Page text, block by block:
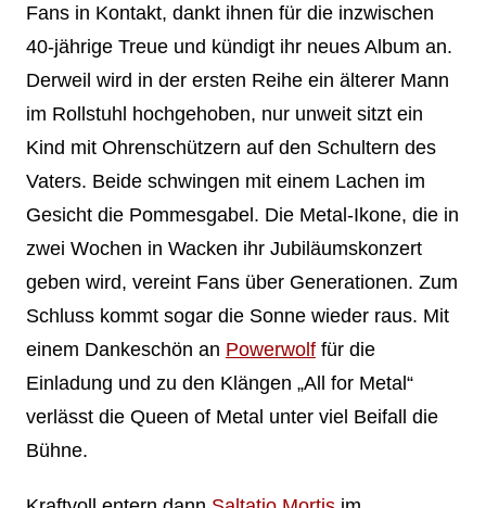
Fans in Kontakt, dankt ihnen für die inzwischen
40-jährige Treue und kündigt ihr neues Album an.
Derweil wird in der ersten Reihe ein älterer Mann
im Rollstuhl hochgehoben, nur unweit sitzt ein
Kind mit Ohrenschützern auf den Schultern des
Vaters. Beide schwingen mit einem Lachen im
Gesicht die Pommesgabel. Die Metal-Ikone, die in
zwei Wochen in Wacken ihr Jubiläumskonzert
geben wird, vereint Fans über Generationen. Zum
Schluss kommt sogar die Sonne wieder raus. Mit
einem Dankeschön an Powerwolffür die
Einladung und zu den Klängen „All for Metal“
verlässt die Queen of Metal unter viel Beifall die
Bühne.